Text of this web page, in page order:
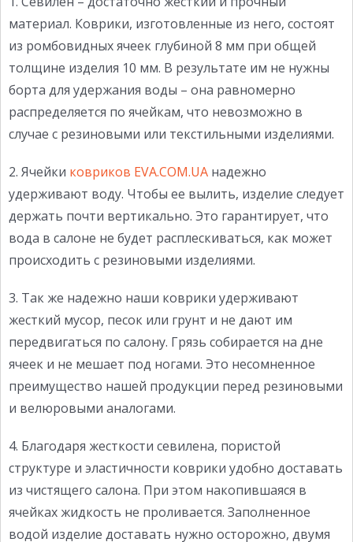
материал. Коврики, изготовленные из него, состоят
из ромбовидных ячеек глубиной 8 мм при общей
толщине изделия 10 мм. В результате им не нужны
борта для удержания воды – она равномерно
распределяется по ячейкам, что невозможно в
случае с резиновыми или текстильными изделиями.
2. Ячейки ковриков EVA.COM.UA надежно
удерживают воду. Чтобы ее вылить, изделие следует
держать почти вертикально. Это гарантирует, что
вода в салоне не будет расплескиваться, как может
происходить с резиновыми изделиями.
3. Так же надежно наши коврики удерживают
жесткий мусор, песок или грунт и не дают им
передвигаться по салону. Грязь собирается на дне
ячеек и не мешает под ногами. Это несомненное
преимущество нашей продукции перед резиновыми
и велюровыми аналогами.
4. Благодаря жесткости севилена, пористой
структуре и эластичности коврики удобно доставать
из чистящего салона. При этом накопившаяся в
ячейках жидкость не проливается. Заполненное
водой изделие доставать нужно осторожно, двумя